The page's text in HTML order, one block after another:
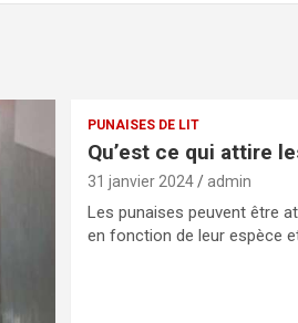
PUNAISES DE LIT
Qu’est ce qui attire
31 janvier 2024 admin
Les punaises peuvent être
en fonction de leur espèce